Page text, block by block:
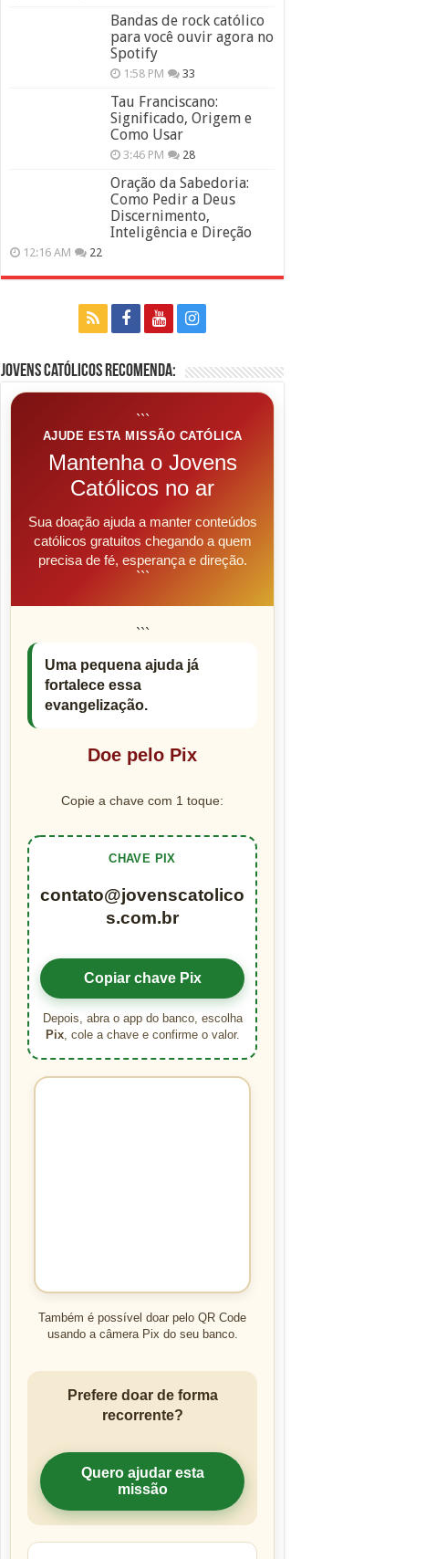
Bandas de rock católico
para você ouvir agora no
Spotify
1:58 PM 33
Tau Franciscano:
Significado, Origem e
Como Usar
3:46 PM 28
Oração da Sabedoria:
Como Pedir a Deus
Discernimento,
Inteligência e Direção
12:16 AM 22
Jovens Católicos Recomenda:
```
AJUDE ESTA MISSÃO CATÓLICA
Mantenha o Jovens
Católicos no ar
Sua doação ajuda a manter conteúdos
católicos gratuitos chegando a quem
precisa de fé, esperança e direção.
```
```
Uma pequena ajuda já
fortalece essa
evangelização.
Doe pelo Pix
Copie a chave com 1 toque:
CHAVE PIX
contato@jovenscatolico
s.com.br
Copiar chave Pix
Depois, abra o app do banco, escolha
Pix, cole a chave e confirme o valor.
Também é possível doar pelo QR Code
usando a câmera Pix do seu banco.
Prefere doar de forma
recorrente?
Quero ajudar esta
missão